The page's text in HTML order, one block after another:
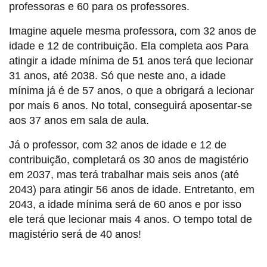
professoras e 60 para os professores.
Imagine aquele mesma professora, com 32 anos de
idade e 12 de contribuição. Ela completa aos Para
atingir a idade mínima de 51 anos terá que lecionar
31 anos, até 2038. Só que neste ano, a idade
mínima já é de 57 anos, o que a obrigará a lecionar
por mais 6 anos. No total, conseguirá aposentar-se
aos 37 anos em sala de aula.
Já o professor, com 32 anos de idade e 12 de
contribuição, completará os 30 anos de magistério
em 2037, mas terá trabalhar mais seis anos (até
2043) para atingir 56 anos de idade. Entretanto, em
2043, a idade mínima será de 60 anos e por isso
ele terá que lecionar mais 4 anos. O tempo total de
magistério será de 40 anos!